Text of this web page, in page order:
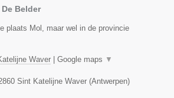
Belder
plaats Mol, maar wel in de provincie
Waver Google maps ▼
Sint Katelijne Waver (Antwerpen)